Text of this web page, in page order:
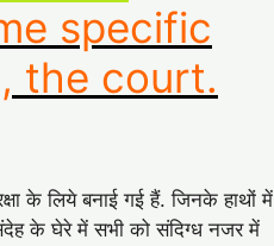
specific
the court.
के लिये बनाई गई हैं. जिनके हाथों में
के घेरे में सभी को संदिग्ध नजर में